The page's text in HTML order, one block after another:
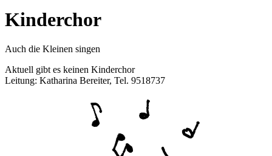
Kinderchor
Auch die Kleinen singen
Aktuell gibt es keinen Kinderchor
Leitung: Katharina Bereiter, Tel. 9518737